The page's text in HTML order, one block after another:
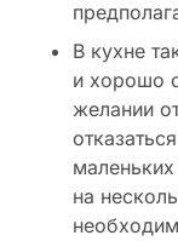
В кухне
и хорошо
желании
на